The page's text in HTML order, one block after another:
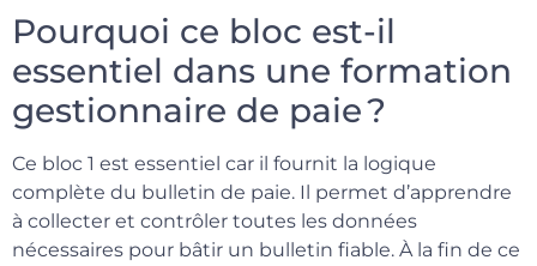
Pourquoi ce bloc est-il
essentiel dans une formation
gestionnaire de paie ?
Ce bloc 1 est essentiel car il fournit la logique
complète du bulletin de paie. Il permet d’apprendre
à collecter et contrôler toutes les données
nécessaires pour bâtir un bulletin fiable. À la fin de ce